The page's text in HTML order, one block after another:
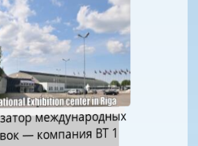
международных
— компания ВТ 1